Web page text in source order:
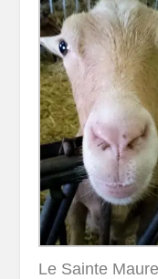
Le Sainte